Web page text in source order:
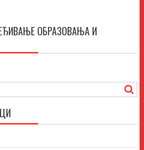
ОБРАЗОВАЊА И